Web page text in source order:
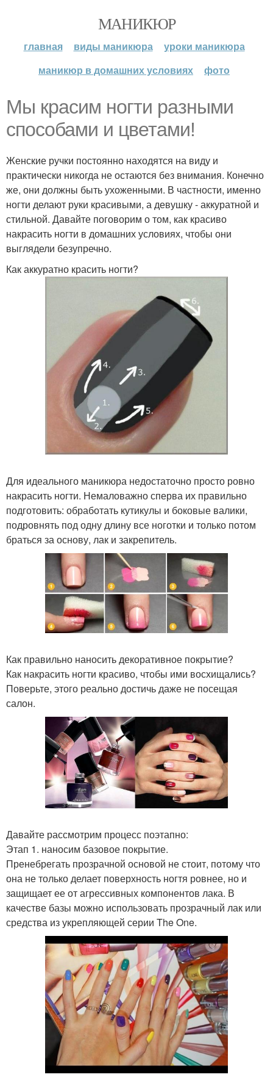
МАНИКЮР
главная виды маникюра
уроки маникюра
маникюр в домашних условиях
фото
Мы красим ногти разными
способами и цветами!
Женские ручки постоянно находятся на виду и
практически никогда не остаются без внимания. Конечно
же, они должны быть ухоженными. В частности, именно
ногти делают руки красивыми, а девушку - аккуратной и
стильной. Давайте поговорим о том, как красиво
накрасить ногти в домашних условиях, чтобы они
выглядели безупречно.
Как аккуратно красить ногти?
Для идеального маникюра недостаточно просто ровно
накрасить ногти. Немаловажно сперва их правильно
подготовить: обработать кутикулы и боковые валики,
подровнять под одну длину все ноготки и только потом
браться за основу, лак и закрепитель.
Как правильно наносить декоративное покрытие?
Как накрасить ногти красиво, чтобы ими восхищались?
Поверьте, этого реально достичь даже не посещая
салон.
Давайте рассмотрим процесс поэтапно:
Этап 1. наносим базовое покрытие.
Пренебрегать прозрачной основой не стоит, потому что
она не только делает поверхность ногтя ровнее, но и
защищает ее от агрессивных компонентов лака. В
качестве базы можно использовать прозрачный лак или
средства из укрепляющей серии The One.